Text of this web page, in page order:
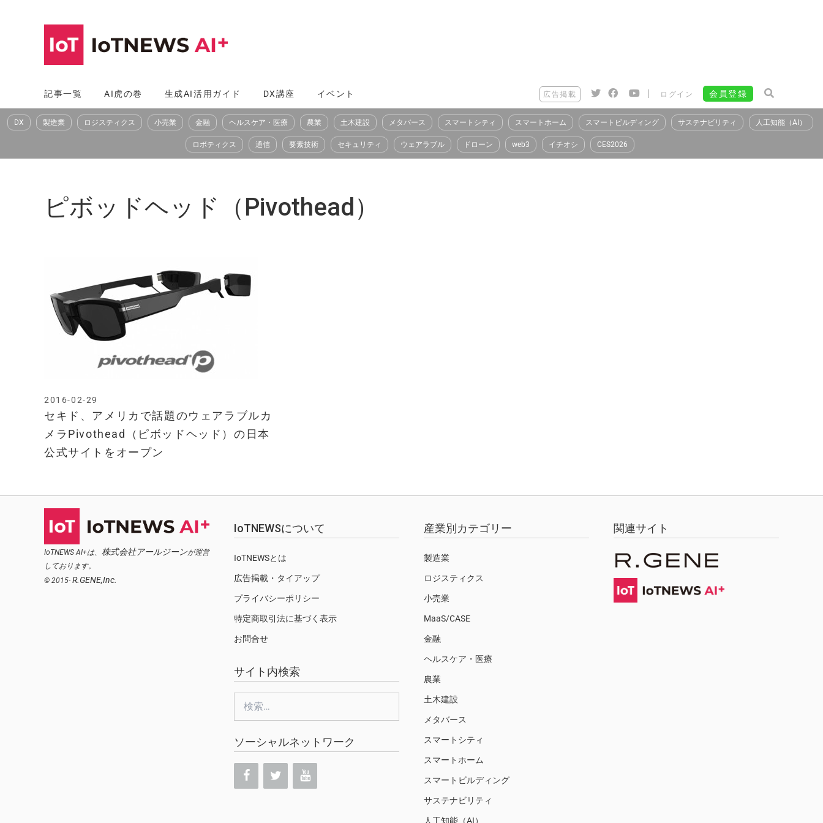
へ
ス
記事一覧 AI虎の巻 生成AI活用ガイド DX講座 イベント 広告掲載 | ログイン 会員登録
DX 製造業 ロジスティクス 小売業 金融 ヘルスケア・医療 農業 土木建設 メタバース スマートシティ スマートホーム スマートビルディング サステナビリティ 人工知能（AI）
ロボティクス 通信 要素技術 セキュリティ ウェアラブル ドローン web3 イチオシ CES2026
ピボッドヘッド（Pivothead）
セキド、アメリカで話題のウェアラブルカ
メラPivothead（ピボッドヘッド）の日本
公式サイトをオープン
2016-02-29
IoTNEWS AI+は、 株式会社アールジーンが運営
しております。
© 2015- R.GENE,Inc.
IoTNEWSについて
IoTNEWSとは
広告掲載・タイアップ
プライバシーポリシー
特定商取引法に基づく表示
お問合せ
サイト内検索
ソーシャルネットワーク
産業別カテゴリー
製造業
ロジスティクス
小売業
MaaS/CASE
金融
ヘルスケア・医療
農業
土木建設
メタバース
スマートシティ
スマートホーム
スマートビルディング
サステナビリティ
人工知能（AI）
関連サイト